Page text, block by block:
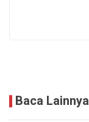
Baca Lainnya